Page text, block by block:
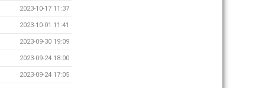
2023-10-17 11:37
2023-10-01 11:41
2023-09-30 19:09
2023-09-24 18:00
2023-09-24 17:05